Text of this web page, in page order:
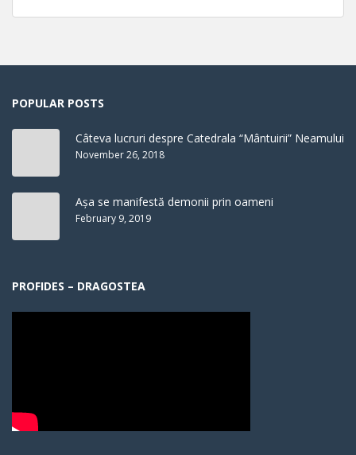
POPULAR POSTS
Câteva lucruri despre Catedrala “Mântuirii” Neamului
November 26, 2018
Așa se manifestă demonii prin oameni
February 9, 2019
PROFIDES – DRAGOSTEA